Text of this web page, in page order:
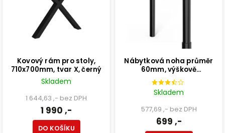
Kovový rám pro stoly,
710x700mm, tvar X, černý
Skladem
1 644,63 ,- bez DPH
1 990 ,-
DO KOŠÍKU
Nábytková noha průměr
60mm, výškově
nastavitelná 700-1100mm,
černá
Skladem
577,69 ,- bez DPH
699 ,-